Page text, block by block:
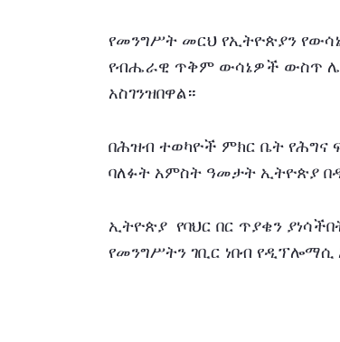
የመንግሥት መርህ የኢትዮጵያን
የብሔራዊ ጥቅም ውሳኔዎች ውስጥ
አስገንዝበዋል።
በሕዝብ ተወካዮች ምክር ቤት የሕግና
ባለፉት አምስት ዓመታት ኢትዮጵያ
ኢትዮጵያ  የባህር በር ጥያቄን
የመንግሥትን ገቢር ነበብ